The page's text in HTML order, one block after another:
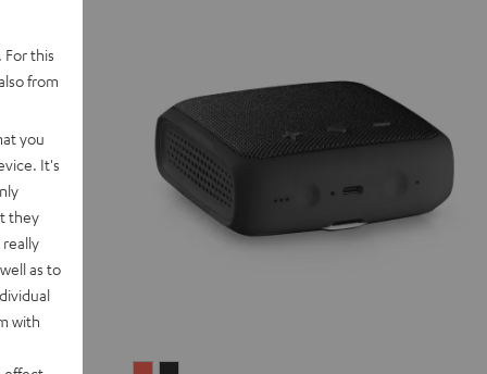
this
from
you
It's
they
as to
with